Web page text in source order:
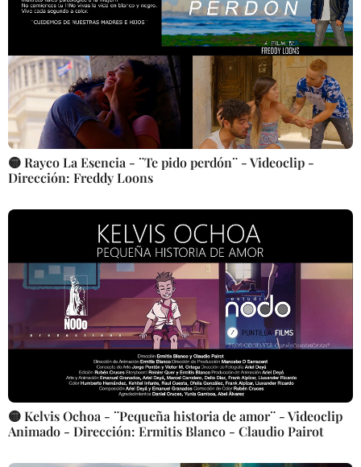
🟡 Rayco La Esencia - ¨Te pido perdón¨ - Videoclip -
Dirección: Freddy Loons
🟡 Kelvis Ochoa - ¨Pequeña historia de amor¨ - Videoclip
Animado - Dirección: Ermitis Blanco - Claudio Pairot